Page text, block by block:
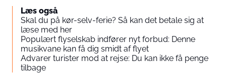
Læs også
Skal du på kør-selv-ferie? Så kan det betale sig at
læse med her
Populært flyselskab indfører nyt forbud: Denne
musikvane kan få dig smidt af flyet
Advarer turister mod at rejse: Du kan ikke få penge
tilbage